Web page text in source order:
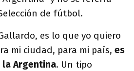
de fútbol.
es lo que yo quiero
mi ciudad, para mi país, es
Argentina. Un tipo